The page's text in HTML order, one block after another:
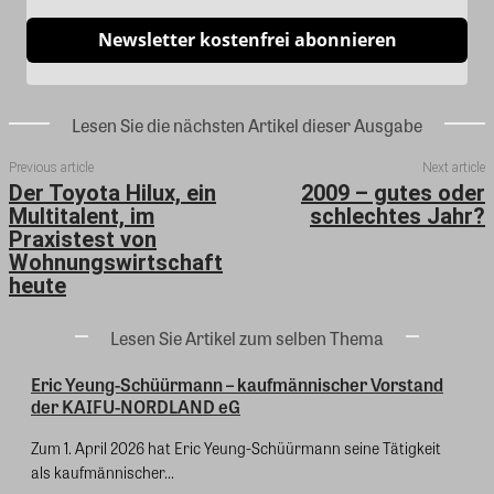
Newsletter kostenfrei abonnieren
Lesen Sie die nächsten Artikel dieser Ausgabe
Previous article
Der Toyota Hilux, ein
Multitalent, im
Praxistest von
Wohnungswirtschaft
heute
Next article
2009 – gutes oder
schlechtes Jahr?
Lesen Sie Artikel zum selben Thema
Eric Yeung-Schüürmann – kaufmännischer Vorstand
der KAIFU-NORDLAND eG
Zum 1. April 2026 hat Eric Yeung-Schüürmann seine Tätigkeit
als kaufmännischer...